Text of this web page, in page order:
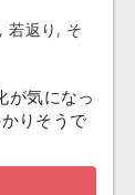
,若返り , そ
が気になっ
りそうで